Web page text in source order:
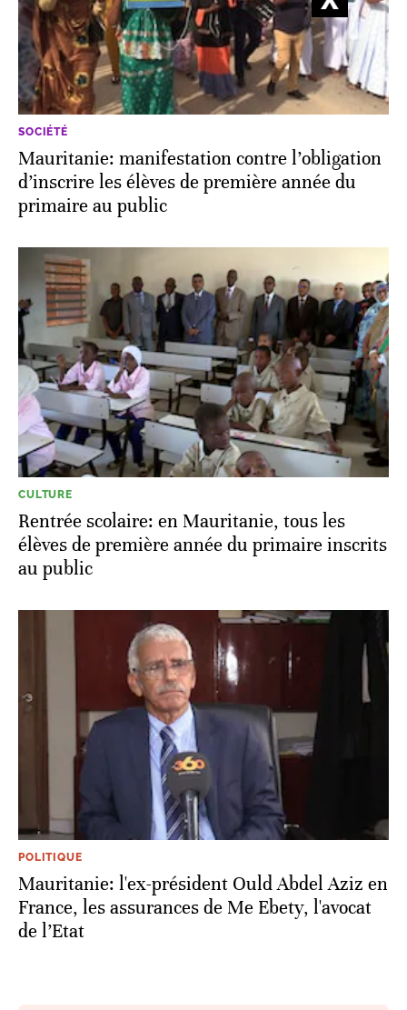
SOCIÉTÉ
Mauritanie: manifestation contre l’obligation
d’inscrire les élèves de première année du
primaire au public
CULTURE
Rentrée scolaire: en Mauritanie, tous les
élèves de première année du primaire inscrits
au public
POLITIQUE
Mauritanie: l'ex-président Ould Abdel Aziz en
France, les assurances de Me Ebety, l'avocat
de l’Etat